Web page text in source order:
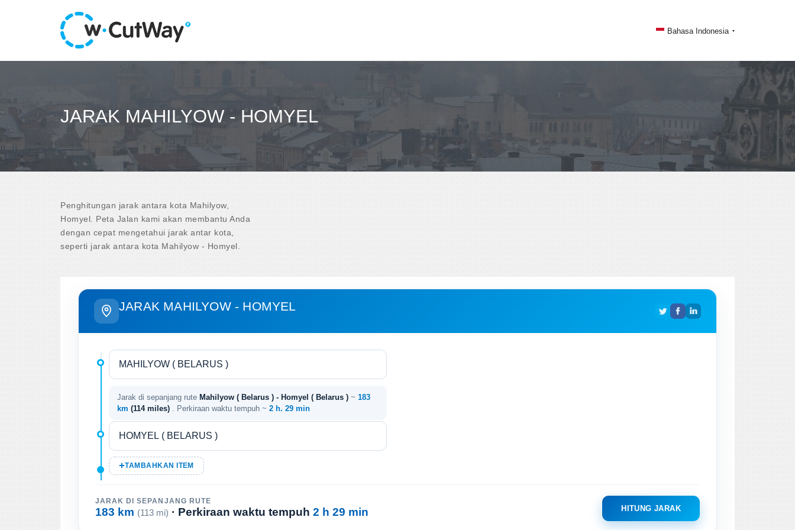
Bahasa Indonesia
JARAK MAHILYOW - HOMYEL
Penghitungan jarak antara kota Mahilyow,
Homyel. Peta Jalan kami akan membantu Anda
dengan cepat mengetahui jarak antar kota,
seperti jarak antara kota Mahilyow - Homyel.
JARAK MAHILYOW - HOMYEL
Jarak di sepanjang rute Mahilyow ( Belarus ) - Homyel ( Belarus ) ~ 183
km (114 miles) . Perkiraan waktu tempuh ~ 2 h. 29 min
TAMBAHKAN ITEM
JARAK DI SEPANJANG RUTE
183 km (113 mi) · Perkiraan waktu tempuh 2 h 29 min HITUNG JARAK